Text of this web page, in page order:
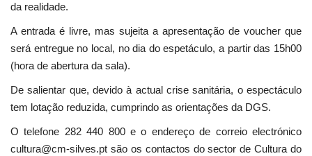
da realidade.
A entrada é livre, mas sujeita a apresentação de voucher que
será entregue no local, no dia do espetáculo, a partir das 15h00
(hora de abertura da sala).
De salientar que, devido à actual crise sanitária, o espectáculo
tem lotação reduzida, cumprindo as orientações da DGS.
O telefone 282 440 800 e o endereço de correio electrónico
cultura@cm-silves.pt são os contactos do sector de Cultura do